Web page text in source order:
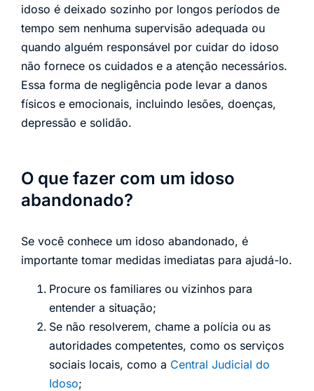
idoso é deixado sozinho por longos períodos de
tempo sem nenhuma supervisão adequada ou
quando alguém responsável por cuidar do idoso
não fornece os cuidados e a atenção necessários.
Essa forma de negligência pode levar a danos
físicos e emocionais, incluindo lesões, doenças,
depressão e solidão.
O que fazer com um idoso
abandonado?
Se você conhece um idoso abandonado, é
importante tomar medidas imediatas para ajudá-lo.
Procure os familiares ou vizinhos para
entender a situação;
Se não resolverem, chame a polícia ou as
autoridades competentes, como os serviços
sociais locais, como a Central Judicial do
Idoso;